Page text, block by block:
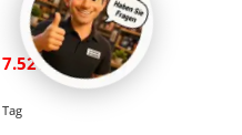
gespart)